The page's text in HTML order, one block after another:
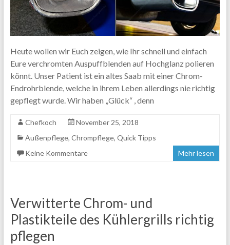
Heute wollen wir Euch zeigen, wie Ihr schnell und einfach
Eure verchromten Auspuffblenden auf Hochglanz polieren
könnt. Unser Patient ist ein altes Saab mit einer Chrom-
Endrohrblende, welche in ihrem Leben allerdings nie richtig
gepflegt wurde. Wir haben „Glück“ , denn
Chefkoch
November 25, 2018
Außenpflege, Chrompflege, Quick Tipps
Keine Kommentare
Mehr lesen
Verwitterte Chrom- und
Plastikteile des Kühlergrills richtig
pflegen